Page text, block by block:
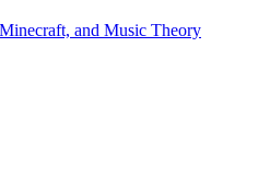
and Music Theory